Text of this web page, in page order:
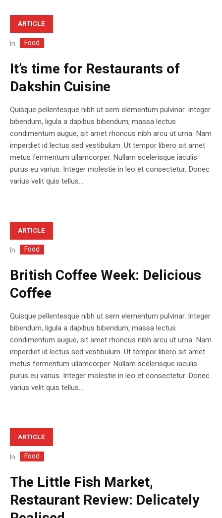
ARTICLE
In Food
It’s time for Restaurants of
Dakshin Cuisine
Quisque pellentesque nibh ut sem elementum pulvinar. Integer
bibendum, ligula a dapibus bibendum, massa lectus
condimentum augue, sit amet rhoncus nibh arcu ut urna. Nam
imperdiet id lectus sed vestibulum. Ut tempor libero sit amet
metus fermentum ullamcorper. Nullam scelerisque iaculis
purus eu varius. Integer molestie in leo et consectetur. Donec
varius velit quis tellus...
ARTICLE
In Food
British Coffee Week: Delicious
Coffee
Quisque pellentesque nibh ut sem elementum pulvinar. Integer
bibendum, ligula a dapibus bibendum, massa lectus
condimentum augue, sit amet rhoncus nibh arcu ut urna. Nam
imperdiet id lectus sed vestibulum. Ut tempor libero sit amet
metus fermentum ullamcorper. Nullam scelerisque iaculis
purus eu varius. Integer molestie in leo et consectetur. Donec
varius velit quis tellus...
ARTICLE
In Food
The Little Fish Market,
Restaurant Review: Delicately